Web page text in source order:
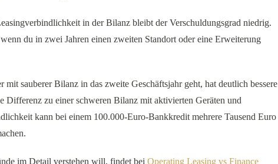
in der Bilanz bleibt der Verschuldungsgrad niedrig.
du in zwei Jahren einen zweiten Standort oder eine Erweiterung
mit sauberer Bilanz in das zweite Geschäftsjahr geht, hat deutlich bessere
Differenz zu einer schweren Bilanz mit aktivierten Geräten und
kann bei einem 100.000-Euro-Bankkredit mehrere Tausend Euro
im Detail verstehen will, findet bei Operating Leasing vs Finance